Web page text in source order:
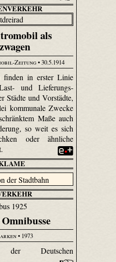
als
Zeitung• 30.5.1914
finden in erster Linie
und Liefe­rungs­
Städte und Vorstädte,
kommunale Zwecke
Maße auch
so weit es sich
oder ähnliche
• 1973
der Deutschen